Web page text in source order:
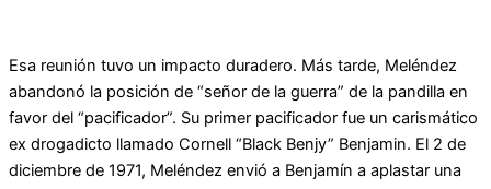
Esa reunión tuvo un impacto duradero. Más tarde, Meléndez
abandonó la posición de “señor de la guerra” de la pandilla en
favor del “pacificador”. Su primer pacificador fue un carismático
ex drogadicto llamado Cornell “Black Benjy” Benjamin. El 2 de
diciembre de 1971, Meléndez envió a Benjamín a aplastar una